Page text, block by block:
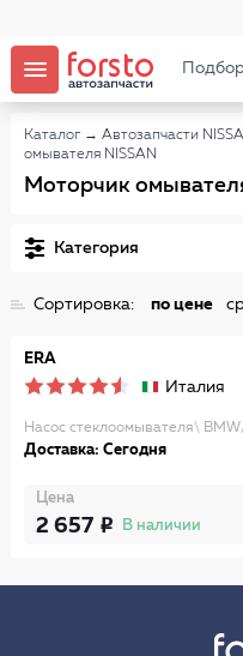
Каталог → Автозапчасти
омывателя NISSAN
Моторчик
Категория
Сортировка: по цене
ERA
Италия
Насос стеклоомывателя\
Доставка: Сегодня
Цена
2 657 В наличии